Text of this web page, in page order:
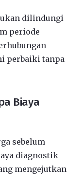
dilindungi
periode
perbaiki tanpa
Biaya
sebelum
diagnostik
mengejutkan